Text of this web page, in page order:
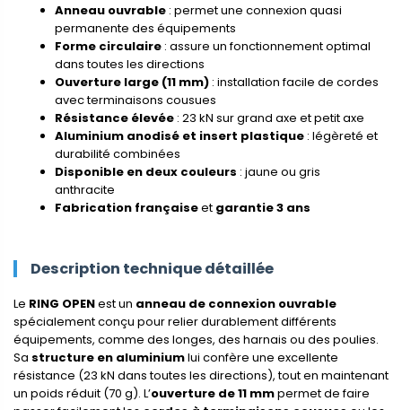
Anneau ouvrable : permet une connexion quasi
permanente des équipements
Forme circulaire : assure un fonctionnement optimal
dans toutes les directions
Ouverture large (11 mm) : installation facile de cordes
avec terminaisons cousues
Résistance élevée : 23 kN sur grand axe et petit axe
Aluminium anodisé et insert plastique : légèreté et
durabilité combinées
Disponible en deux couleurs : jaune ou gris
anthracite
Fabrication françaiseet garantie 3 ans
Description technique détaillée
Le RING OPENest un anneau de connexion ouvrable
spécialement conçu pour relier durablement différents
équipements, comme des longes, des harnais ou des poulies.
Sa structure en aluminiumlui confère une excellente
résistance (23 kN dans toutes les directions), tout en maintenant
un poids réduit (70 g). L’ouverture de 11 mmpermet de faire